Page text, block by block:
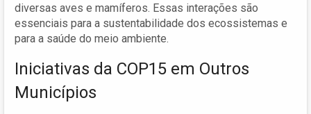
diversas aves e mamíferos. Essas interações são
essenciais para a sustentabilidade dos ecossistemas e
para a saúde do meio ambiente.
Iniciativas da COP15 em Outros
Municípios